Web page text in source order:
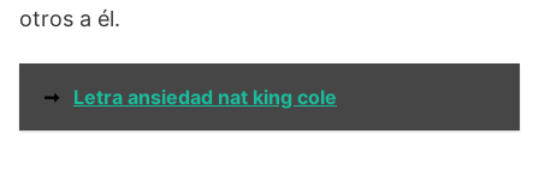
otros a él.
➞ Letra ansiedad nat king cole